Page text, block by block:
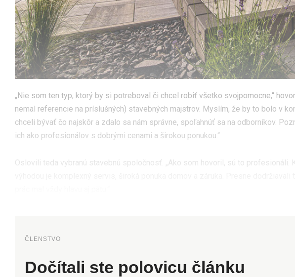
„Nie som ten typ, ktorý by si potreboval či chcel robiť všetko svojpomocne,“
nemal referencie na príslušných) stavebných majstrov. Myslím, že by to bolo v
chceli bývať čo najskôr a zdalo sa nám správne, spoľahnúť sa na odborníkov.
ich ako profesionálov s dobrými cenami a širokou ponukou.“
Oslovili teda vybranú stavebnú spoločnosť. „Ako som hovoril, sú to
ČLENSTVO
Dočítali ste polovicu článku